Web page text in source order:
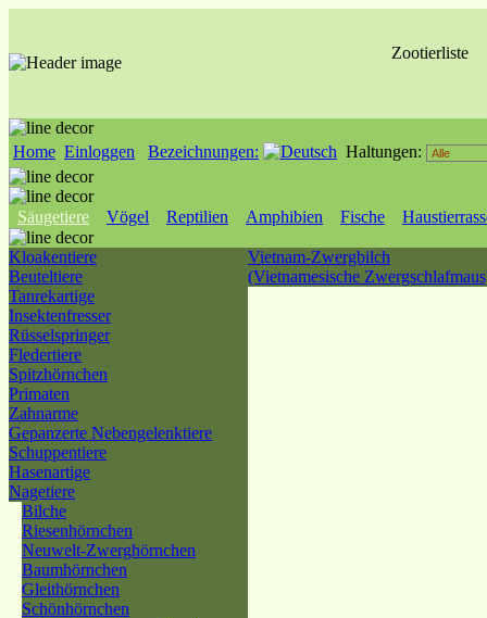
Zootierliste
Home Einloggen Bezeichnungen: Haltungen:
Säugetiere Vögel Reptilien Amphibien Fische
Kloakentiere
Beuteltiere
Tanrekartige
Insektenfresser
Rüsselspringer
Fledertiere
Spitzhörnchen
Primaten
Zahnarme
Gepanzerte Nebengelenktiere
Schuppentiere
Hasenartige
Nagetiere
Bilche
Riesenhörnchen
Neuwelt-Zwerghörnchen
Baumhörnchen
Gleithörnchen
Schönhörnchen
Vietnam-Zwergbilch
(Vietnamesische